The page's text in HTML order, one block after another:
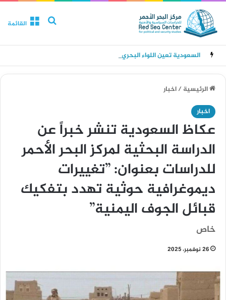
القائمةبحث عن
الرئيسية/اخبار
اخبار
عكاظ السعودية تنشر خبراً عن
الدراسة البحثية لمركز البحر الأحمر
للدراسات بعنوان: ”تغييرات
ديموغرافية حوثية تهدد بتفكيك
قبائل الجوف اليمنية”
خاص
26 نوفمبر، 2025